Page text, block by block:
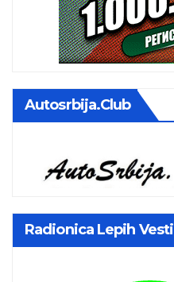
Autosrbija.club
Radionica Lepih Vesti